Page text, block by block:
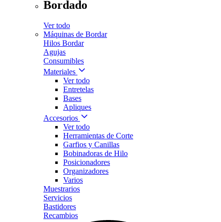
Bordado
Ver todo
Máquinas de Bordar
Hilos Bordar
Agujas
Consumibles
Materiales
Ver todo
Entretelas
Bases
Apliques
Accesorios
Ver todo
Herramientas de Corte
Garfios y Canillas
Bobinadoras de Hilo
Posicionadores
Organizadores
Varios
Muestrarios
Servicios
Bastidores
Recambios